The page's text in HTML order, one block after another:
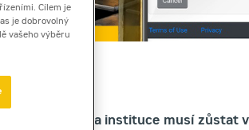
služby a instituce musí zůstat
Cílem je
je dobrovolný
vašeho výběru